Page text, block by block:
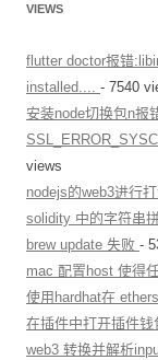
VIEWS
flutter doctor报错
installed.... - 7540
安装node切换包n报
views
nodejs的web3进行
solidity 中的字符串
brew update 失败 -
mac 配置host 使得
使用hardhat在
在插件中打开插件钱
web3 转换并解析